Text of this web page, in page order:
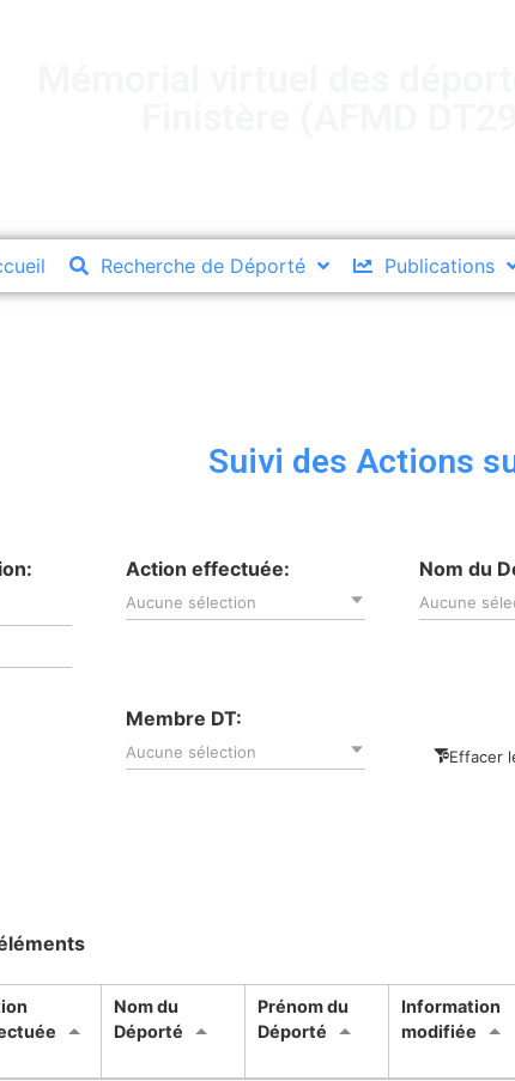
Recherche de Déporté Publications
Suivi des Actions
Action effectuée:
Aucune sélection
Nom du
Aucune
Membre DT:
Aucune sélection Effacer
Nom du
Déporté
Prénom du
Déporté
Information
modifiée